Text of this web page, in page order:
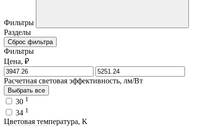
Фильтры
Разделы
Сброс фильтра
Фильтры
Цена, ₽
Расчетная световая эффективность, лм/Вт
Выбрать все
30 1
34 1
Цветовая температура, K